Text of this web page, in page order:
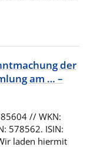
der
am … –
// WKN:
578562. ISIN:
laden hiermit